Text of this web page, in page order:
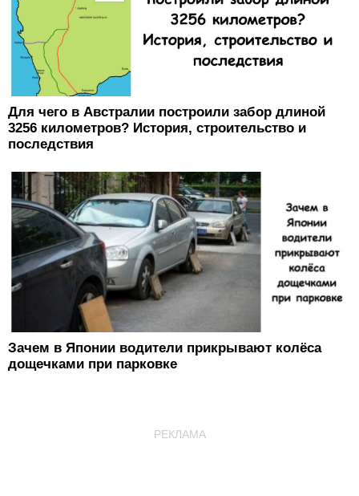
Для чего в Австралии построили забор длиной
3256 километров? История, строительство и
последствия
Зачем в Японии водители прикрывают колёса
дощечками при парковке
РЕКЛАМА